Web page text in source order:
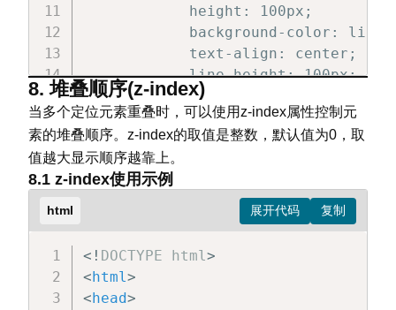
            height: 100px;
background-color:
            text-align: center;
            line-height: 100px;
        }
        .container {
            position: relative;
            height: 300px;
background-color:
< body >
<div
8. 堆叠顺序(z-index)
当多个定位元素重叠时，可以使用z-index属性控制元
素的堆叠顺序。z-index的取值是整数，默认值为0，取
值越大显示顺序越靠上。
8.1 z-index使用示例
html
<! DOCTYPE html>
<html>
<head>